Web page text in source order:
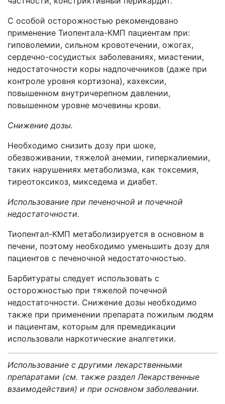
С особой осторожностью рекомендовано
применение Тиопентала-КМП пациентам при:
гиповолемии, сильном кровотечении, ожогах,
сердечно-сосудистых заболеваниях, миастении,
недостаточности коры надпочечников (даже при
контроле уровня кортизона), кахексии,
повышенном внутричерепном давлении,
повышенном уровне мочевины крови.
Снижение дозы.
Необходимо снизить дозу при шоке,
обезвоживании, тяжелой анемии, гиперкалиемии,
таких нарушениях метаболизма, как токсемия,
тиреотоксикоз, микседема и диабет.
Использование при печеночной и почечной
недостаточности.
Тиопентал-КМП метаболизируется в основном в
печени, поэтому необходимо уменьшить дозу для
пациентов с печеночной недостаточностью.
Барбитураты следует использовать с
осторожностью при тяжелой почечной
недостаточности. Снижение дозы необходимо
также при применении препарата пожилым людям
и пациентам, которым для премедикации
использовали наркотические аналгетики.
Использование с другими лекарственными
препаратами (см. также раздел Лекарственные
взаимодействия) и при основном заболевании.